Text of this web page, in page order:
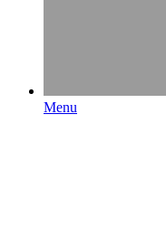
Menu